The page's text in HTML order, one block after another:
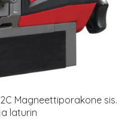
Magneettiporakone sis.
laturin